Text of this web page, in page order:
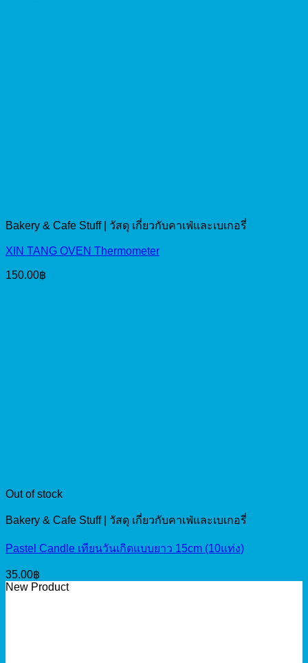
Bakery & Cafe Stuff | วัสดุ เกี่ยวกับคาเฟ่และเบเกอรี่
XIN TANG OVEN Thermometer
150.00฿
Out of stock
Bakery & Cafe Stuff | วัสดุ เกี่ยวกับคาเฟ่และเบเกอรี่
Pastel Candle เทียนวันเกิดแบบยาว 15cm (10แท่ง)
35.00฿
New Product